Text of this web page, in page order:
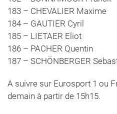
183 – CHEVALIER Maxime
184 – GAUTIER Cyril
185 – LIETAER Eliot
186 – PACHER Quentin
187 – SCHÖNBERGER
A suivre sur Eurosport 1 ou
demain à partir de 15h15.